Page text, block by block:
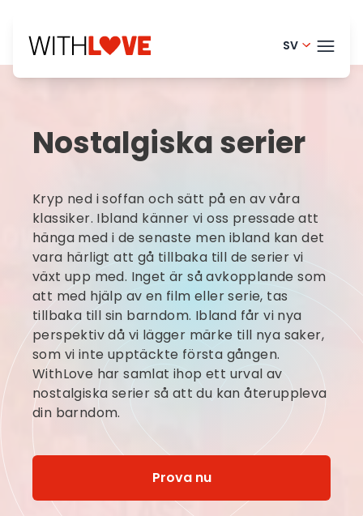
SV
Finnish -
French -
Nostalgiska serier
Kryp ned i soffan och sätt på en av våra
klassiker. Ibland känner vi oss pressade att
hänga med i de senaste men ibland kan det
vara härligt att gå tillbaka till de serier vi
växt upp med. Inget är så avkopplande som
att med hjälp av en film eller serie, tas
tillbaka till sin barndom. Ibland får vi nya
perspektiv då vi lägger märke till nya saker,
som vi inte upptäckte första gången.
WithLove har samlat ihop ett urval av
nostalgiska serier så att du kan återuppleva
din barndom.
Prova nu